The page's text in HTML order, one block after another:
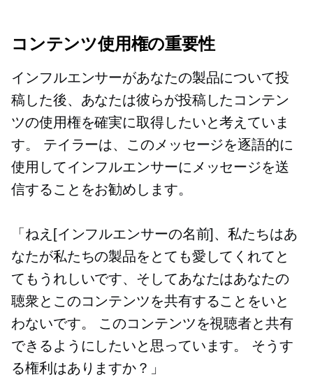
コンテンツ使用権の重要性
インフルエンサーがあなたの製品について投
稿した後、あなたは彼らが投稿したコンテン
ツの使用権を確実に取得したいと考えていま
す。 テイラーは、このメッセージを逐語的に
使用してインフルエンサーにメッセージを送
信することをお勧めします。
「ねえ[インフルエンサーの名前]、私たちはあ
なたが私たちの製品をとても愛してくれてと
てもうれしいです、そしてあなたはあなたの
聴衆とこのコンテンツを共有することをいと
わないです。 このコンテンツを視聴者と共有
できるようにしたいと思っています。 そうす
る権利はありますか？」